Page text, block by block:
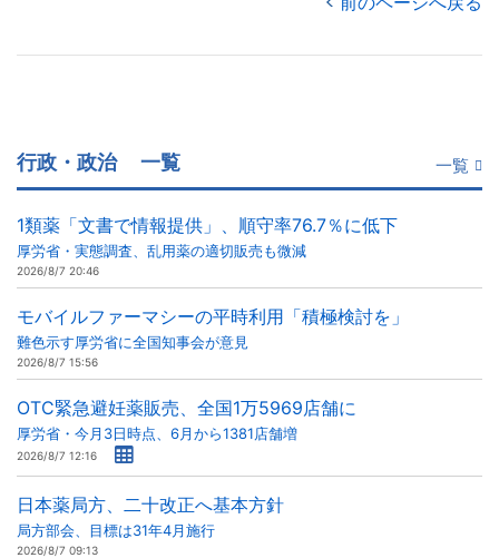
行政・政治 一覧 一覧
1類薬「文書で情報提供」、順守率76.7％に低下
厚労省・実態調査、乱用薬の適切販売も微減
2026/8/7 20:46
モバイルファーマシーの平時利用「積極検討を」
難色示す厚労省に全国知事会が意見
2026/8/7 15:56
OTC緊急避妊薬販売、全国1万5969店舗に
厚労省・今月3日時点、6月から1381店舗増
2026/8/7 12:16
日本薬局方、二十改正へ基本方針
局方部会、目標は31年4月施行
2026/8/7 09:13